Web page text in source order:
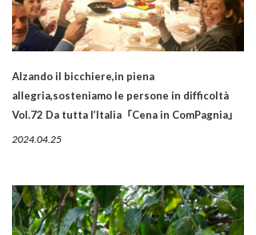
Alzando il bicchiere,in piena
allegria,sosteniamo le persone in difficoltà
Vol.72 Da tutta l’Italia「Cena in ComPagnia」
2024.04.25